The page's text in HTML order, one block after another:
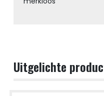
Uitgelichte